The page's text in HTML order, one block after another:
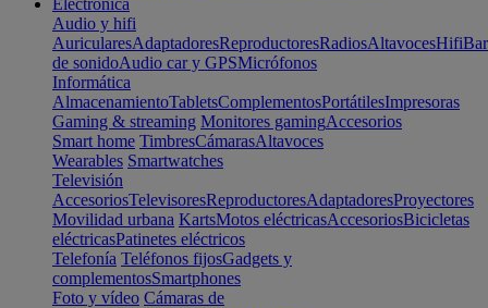
Electrónica
Audio y hifi
AuricularesAdaptadoresReproductoresRadiosAltavocesHifi
de sonidoAudio car y GPSMicrófonos
Informática
AlmacenamientoTabletsComplementosPortátilesImpresoras
Gaming & streaming Monitores gamingAccesorios
Smart home TimbresCámarasAltavoces
Wearables Smartwatches
Televisión
AccesoriosTelevisoresReproductoresAdaptadoresProyectores
Movilidad urbana KartsMotos eléctricasAccesoriosBicicletas
eléctricasPatinetes eléctricos
Telefonía Teléfonos fijosGadgets y
complementosSmartphones
Foto y vídeo Cámaras de